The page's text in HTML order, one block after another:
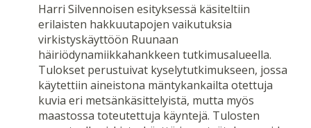
Harri Silvennoisen esityksessä käsiteltiin
erilaisten hakkuutapojen vaikutuksia
virkistyskäyttöön Ruunaan
häiriödynamiikkahankkeen tutkimusalueella.
Tulokset perustuivat kyselytutkimukseen, jossa
käytettiin aineistona mäntykankailta otettuja
kuvia eri metsänkäsittelyistä, mutta myös
maastossa toteutettuja käyntejä. Tulosten